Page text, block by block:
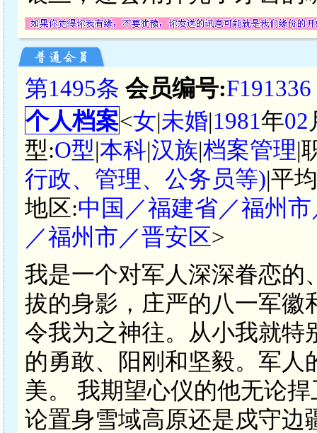
第1495条 会员编号:F191336
个人档案<女|未婚|1981年02
型:O型|本科|汉族|档案管理|
行政、管理、公务员等)|平
地区:中国／福建省／福州
／福州市／晋安区>
我是一个对军人深深眷恋的
拔的身影，庄严的八一军徽
令我为之神往。从小我就特
的勇敢、阳刚和坚毅。军
美。 我期望心仪的他无论
论置身雪域高原还是戍守边